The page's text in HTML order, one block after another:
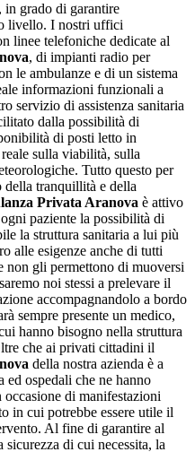
in grado di garantire
livello. I nostri uffici
linee telefoniche dedicate al
, di impianti radio per
le ambulanze e di un sistema
informazioni funzionali a
servizio di assistenza sanitaria
dalla possibilità di
di posti letto in
sulla viabilità, sulla
Tutto questo per
della tranquillità e della
Privata Aranova è attivo
paziente la possibilità di
la struttura sanitaria a lui più
alle esigenze anche di tutti
non gli permettono di muoversi
noi stessi a prelevare il
accompagnandolo a bordo
sempre presente un medico,
hanno bisogno nella struttura
che ai privati cittadini il
della nostra azienda è a
ed ospedali che ne hanno
di manifestazioni
in cui potrebbe essere utile il
Al fine di garantire al
sicurezza di cui necessita, la